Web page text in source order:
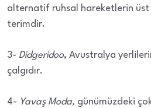
alternatif ruhsal hareketlerin üst
terimdir.
3- Didgeridoo, Avustralya
çalgıdır.
4- Yavaş Moda, günümüzdeki